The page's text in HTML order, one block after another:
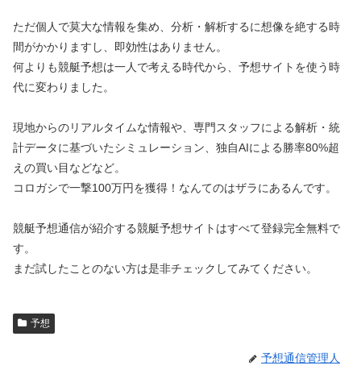
ただ個人で莫大な情報を集め、分析・解析するに想像を絶する時
間がかかりますし、即効性はありません。
何よりも競艇予想は一人で考える時代から、予想サイトを使う時
代に変わりました。
現地からのリアルタイムな情報や、専門スタッフによる解析・統
計データに基づいたシミュレーション、独自AIによる勝率80%超
えの買い目などなど。
コロガシで一撃100万円を獲得！なんてのはザラにあるんです。
競艇予想通信が紹介する競艇予想サイトはすべて登録完全無料で
す。
まだ試したことのない方は是非チェックしてみてください。
予想
予想通信管理人